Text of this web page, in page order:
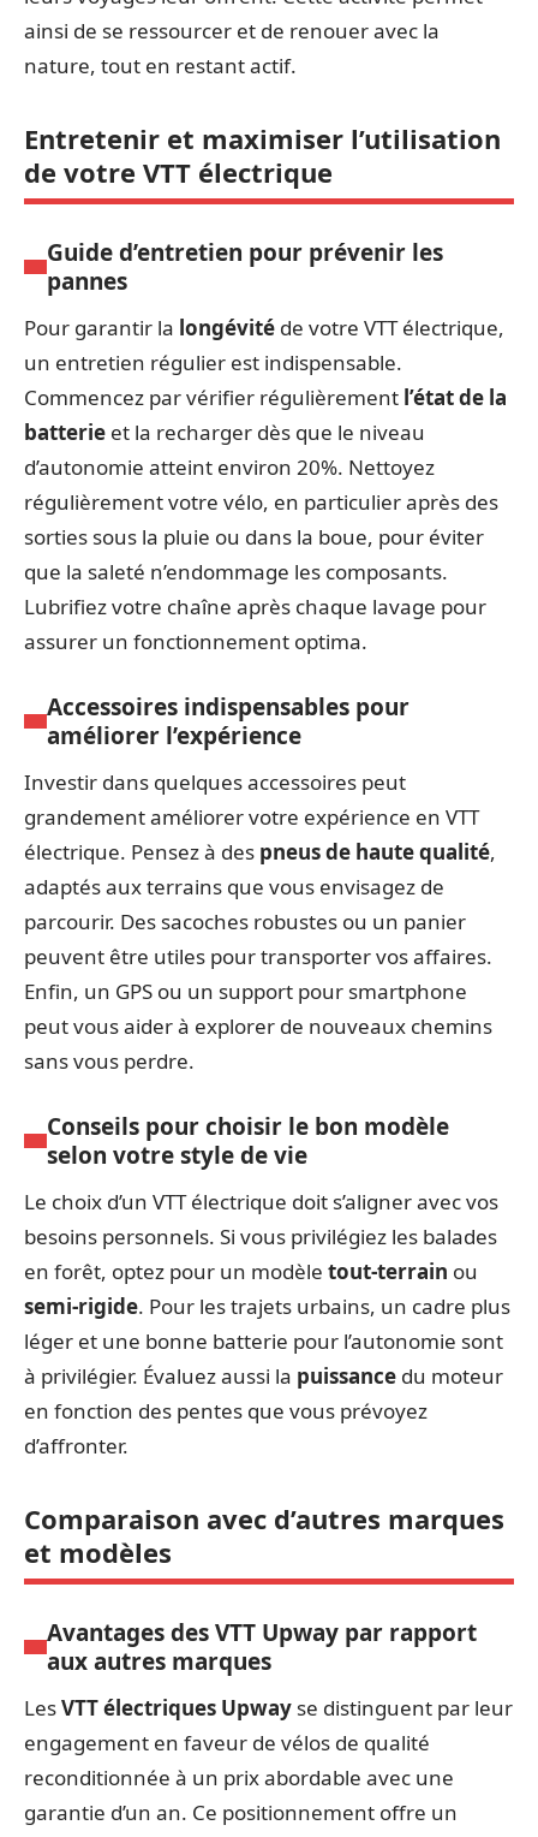
ainsi de se ressourcer et de renouer avec la
nature, tout en restant actif.
Entretenir et maximiser l’utilisation
de votre VTT électrique
Guide d’entretien pour prévenir les
pannes
Pour garantir la longévité de votre VTT électrique,
un entretien régulier est indispensable.
Commencez par vérifier régulièrement l’état de la
batterie et la recharger dès que le niveau
d’autonomie atteint environ 20%. Nettoyez
régulièrement votre vélo, en particulier après des
sorties sous la pluie ou dans la boue, pour éviter
que la saleté n’endommage les composants.
Lubrifiez votre chaîne après chaque lavage pour
assurer un fonctionnement optima.
Accessoires indispensables pour
améliorer l’expérience
Investir dans quelques accessoires peut
grandement améliorer votre expérience en VTT
électrique. Pensez à des pneus de haute qualité,
adaptés aux terrains que vous envisagez de
parcourir. Des sacoches robustes ou un panier
peuvent être utiles pour transporter vos affaires.
Enfin, un GPS ou un support pour smartphone
peut vous aider à explorer de nouveaux chemins
sans vous perdre.
Conseils pour choisir le bon modèle
selon votre style de vie
Le choix d’un VTT électrique doit s’aligner avec vos
besoins personnels. Si vous privilégiez les balades
en forêt, optez pour un modèle tout-terrain ou
semi-rigide. Pour les trajets urbains, un cadre plus
léger et une bonne batterie pour l’autonomie sont
à privilégier. Évaluez aussi la puissance du moteur
en fonction des pentes que vous prévoyez
d’affronter.
Comparaison avec d’autres marques
et modèles
Avantages des VTT Upway par rapport
aux autres marques
LesVTT électriques Upway se distinguent par leur
engagement en faveur de vélos de qualité
reconditionnée à un prix abordable avec une
garantie d’un an. Ce positionnement offre un